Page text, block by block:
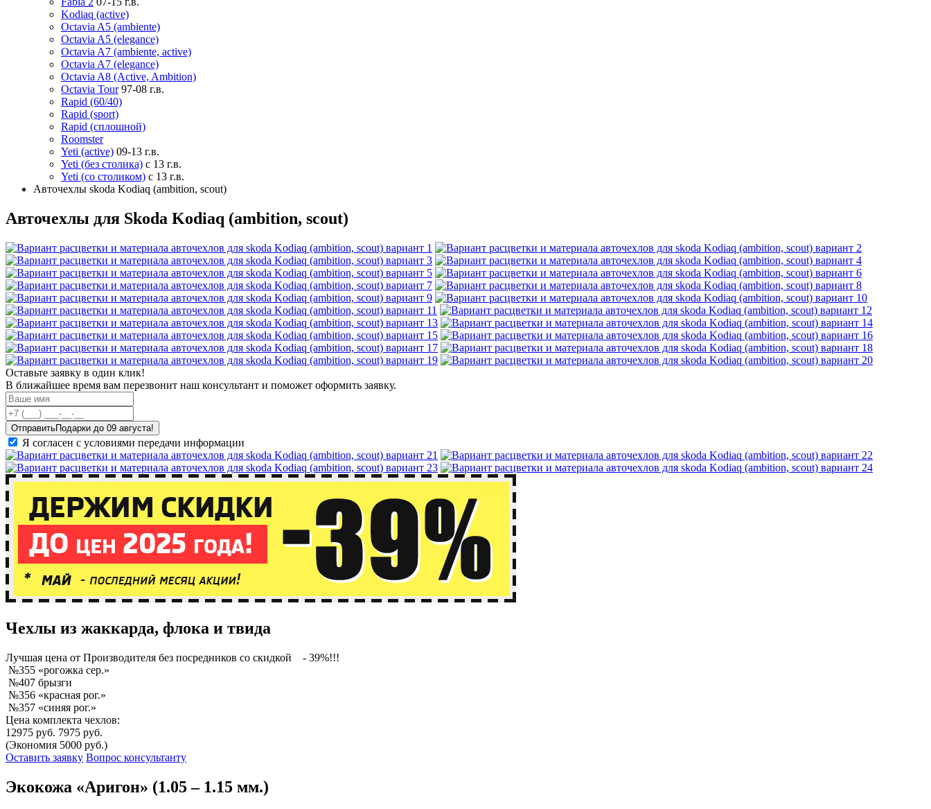
Kodiaq (active)
Octavia A5 (ambiente)
Octavia A5 (elegance)
Octavia A7 (ambiente, аctive)
Octavia A7 (elegance)
Octavia A8 (Active, Ambition)
Octavia Tour 97-08 г.в.
Rapid (60/40)
Rapid (sport)
Rapid (сплошной)
Roomster
Yeti (active) 09-13 г.в.
Yeti (без столика) с 13 г.в.
Yeti (со столиком) с 13 г.в.
Авточехлы skoda Kodiaq (ambition, scout)
Авточехлы для Skoda Kodiaq (ambition, scout)
Оставьте заявку в один клик!
В ближайшее время вам перезвонит наш консультант и поможет оформить заявку.
Отправить
Я согласен с условиями передачи информации
Чехлы из жаккарда, флока и твида
Лучшая цена от Производителя без посредников со скидкой
- 39%!!!
№355 «рогожка сер.»
№407 брызги
№356 «красная рог.»
№357 «синяя рог.»
Цена комплекта чехлов:
12975 руб. 7975 руб.
(Экономия 5000 руб.)
Оставить заявку Вопрос консультанту
Экокожа «Аригон» (1.05 – 1.15 мм.)